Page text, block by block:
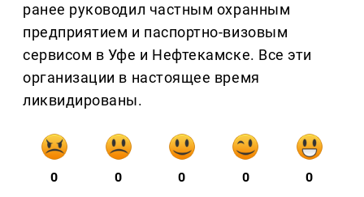
ранее руководил частным охранным
предприятием и паспортно-визовым
сервисом в Уфе и Нефтекамске. Все эти
организации в настоящее время
ликвидированы.
0 0 0 0 0